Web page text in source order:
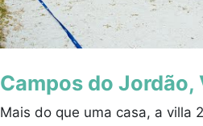
Campos do Jordão,
Mais do que uma casa, a villa